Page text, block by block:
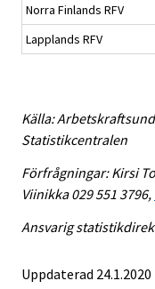
Norra Finlands RFV
Lapplands RFV
Källa:
Statistikcentralen
Förfrågningar: Kirsi
Viinikka 029 551 3796,
Ansvarig
Uppdaterad 24.1.2020